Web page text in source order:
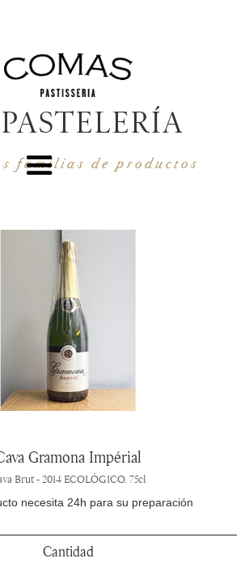
familias de productos
Gramona Impérial
Brut - 2014 ECOLÓGICO. 75cl
necesita 24h para su preparación
Cantidad